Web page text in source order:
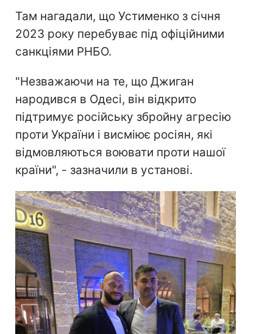
Там нагадали, що Устименко з січня
2023 року перебуває під офіційними
санкціями РНБО.
"Незважаючи на те, що Джиган
народився в Одесі, він відкрито
підтримує російську збройну агресію
проти України і висміює росіян, які
відмовляються воювати проти нашої
країни", - зазначили в установі.